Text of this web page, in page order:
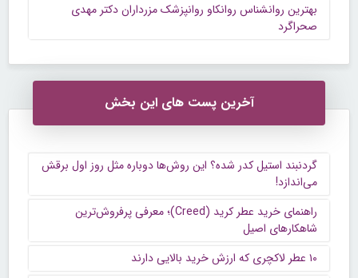
بهترین روانشناس روانکاو روانپزشک مزرداران دکتر مهدی
صحراگرد
آخرین پست های این بخش
گردنبند استیل کدر شده؟ این روش‌ها دوباره مثل روز اول برقش
می‌اندازد!
راهنمای خرید عطر کرید (Creed)؛ معرفی پرفروش‌ترین
شاهکارهای اصیل
۱۰ عطر لاکچری که ارزش خرید بالایی دارند